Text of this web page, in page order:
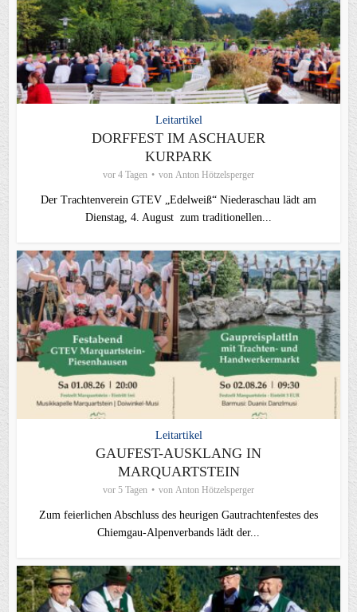
Leitartikel
DORFFEST IM ASCHAUER
KURPARK
vor 4 Tagen von Anton Hötzelsperger
Der Trachtenverein GTEV „Edelweiß“ Niederaschau lädt am
Dienstag, 4. August zum traditionellen...
Leitartikel
GAUFEST-AUSKLANG IN
MARQUARTSTEIN
vor 5 Tagen von Anton Hötzelsperger
Zum feierlichen Abschluss des heurigen Gautrachtenfestes des
Chiemgau‑Alpenverbands lädt der...